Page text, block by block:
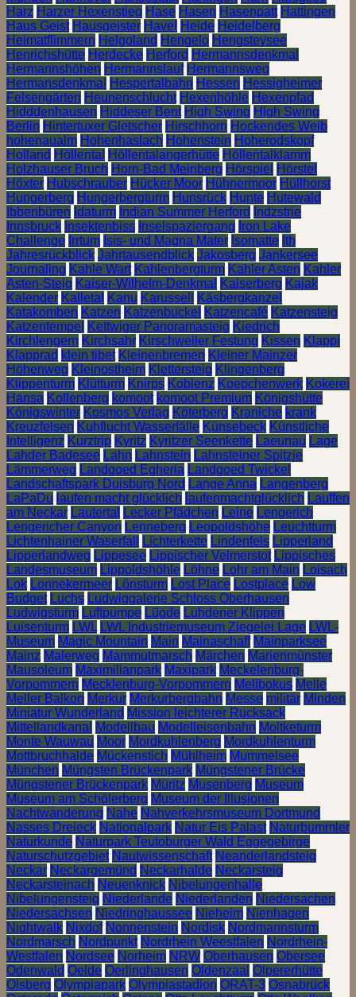
Harz Harzer Hexenstieg Hase Hasen Hasenpatt Hattingen
Haus Geist Hausgeister Havel Heide Heidelberg
Heimatflimmern Helgoland Hengelo Hengsteysee
Henrichshütte Herdecke Herford Hermannsdenkmal
Hermannshöhen Hermannslauf Hermannsweg
Hermansdenkmal
Hespertalbahn Hessen Hessigheimer
Felsengärten Heunenschlucht Hexenhöhle Hexenpfad
Hidddenhausen Hiddeser Bent High Swing High Swing
Berlin Hintertuxer Gletscher Hirschhorn Hockendes Weib
hohenaualm Hohenhaslach Hohenstein Hoherodskopf
Holland Höllental Höllentalangerhütte Höllentalklamm
Holzhauser Bruch Horn-Bad Meinberg Hörspiel Hörstel
Höxter Hubschrauber Hücker Moor Hühnermoor Hüllhorst
Hungerberg Hungerbergturm Hunsrück Hunte Hutewald
Ibbenbüren Idaturm Indian Summer Herford
Indzstrie
Innsbruck Insektenbiss Inselspaziergang Iron Lake
Challenge Irrtum Isis- und Magna Mater Isomatte Ith
Jahresrückblick Jahrtausendblick Jakosberg Jankersee
Journaling Kahle Wart Kahlenbergturm Kahler Asten Kahler
Asten-Steig Kaiser-Wilhelm-Denkmal Kaiserberg Kajak
Kalender Kalletal Kanu Karussell
Käsbergkanzel
Katakomben Katzen Katzenbuckel Katzencafé Katzensteig
Katzentempel Kettwiger Panoramasteig Kiedrich
Kirchlengern Kirchsahr Kirschweiler Festung Kissen Klappi
Klapprad klein tibet Kleinenbremen Kleiner Mainzer
Höhenweg Kleinostheim Klettersteig Klingenberg
Klippenturm Klütturm Knirps Koblenz Koepchenwerk Kokerei
Hansa Kollenberg komoot komoot Premium Königshütte
Königswinter Kosmos Verlag Köterberg Kraniche krank
Kreuzfelsen Kuhflucht Wasserfälle Künsebeck Künstliche
Intelligenz Kurztrip Kyritz Kyritzer Seenkette Laeunau Lage
Lahder Badesee Lahn Lahnstein Lahnsteiner Spitzje
Lämmerweg Landgoed Egheria Landgoed Twickel
Landschaftspark Duisburg Nord Lange Anna Langenberg
LaPaDu laufen macht glücklich laufenmachtglücklich Lauffen
am Neckar Lautertal Lecker Pfädchen Leine Lengerich
Lengericher Canyon Lenneberg Leopoldshöhe Leuchtturm
Lichtenhainer Waserfall
Lichterkette Lindenfels Lipperland
Lipperlandweg Lippesee Lippischer Velmerstot Lippisches
Landesmuseum Lippoldshöhle Löhne Lohr am Main Loisach
Lok Lonnekermeer Lönsturm Lost Place Lostplace Low
Budget Luchs Ludwiggalerie Schloss Oberhausen
Ludwigsturm Luftpumpe Lügde Luhdener Klippen
Luisenturm LWL LWL Industriemuseum Ziegelei Lage LWL-
Museum Magic Mountain Main Mainaschaff Mainparksee
Mainz Malerweg Mammutmarsch Märchen Marienmünster
Mausoleum Maximilianpark Maxipark Meckelenburg-
Vorpommern Mecklenburg-Vorpommern Melibokus Melle
Meller Balkon Merkur Merkurbergbahn Messe militär Minden
Miniatur Wunderland Mission leichterer Rucksack
Mittellandkanal
Modellbau Modelleisenbahn Moltketurm
Monte Wauwau Moor Mordkuhlenberg Mordkuhlenturm
Mottbruchhalde Mückenstich Mühlheim Mummelsee
München Müngsten Brückenpark Müngstener Brücke
Müngstener Brückenpark Müritz Musenberg Museum
Museum am Schölerberg Museum der Illusionen
Nachtwanderung Nahe Nahverkehrsmuseum Dortmund
Nasses Dreieck Nationalpark Natur Eis Palast Naturbummler
Naturkunde Naturpark Teutoburger Wald Eggegebirge
Naturschutzgebiet Nautwissenschaft Neanderlandsteig
Neckar Neckargemünd Neckarhalde Neckarsteig
Neckarsteinach Neuenknick Nibelungenhalle
Nibelungensteig Niederlande Niederlanden Niedersachen
Niedersachsen Niedringhaussee Nieheim Nienhagen
Nightwalk Nixdof Nonnenstein Nordisk Nordmannsturm
Nordmarsch Nordpunkt Nordrhein Weestfalen Nordrhein-
Westfalen Nordsee Norheim NRW Oberhausen Obersee
Odenwald Oelde Oerlinghausen Oldenzaal Olpererhütte
Olsberg Olympiapark Olympiastadion ORAT-3 Osnabrück